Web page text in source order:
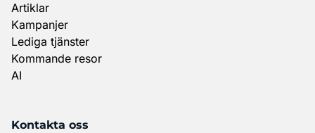
Artiklar
Kampanjer
Lediga tjänster
Kommande resor
AI
Kontakta oss